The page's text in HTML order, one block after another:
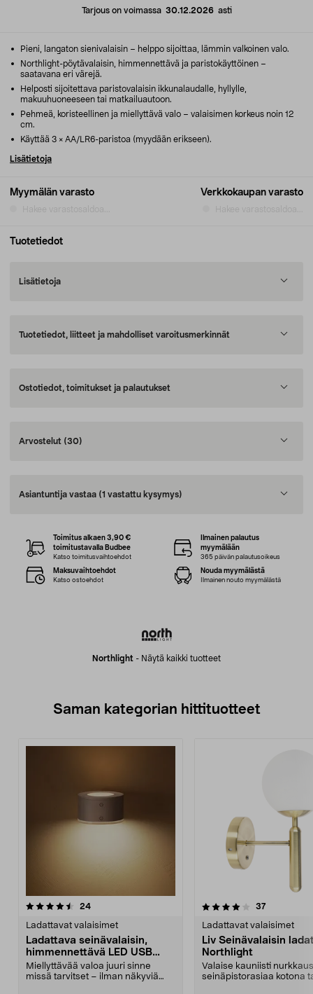
Tarjous on voimassa 30.12.2026asti
Myymälän varasto Verkkokaupan varasto
Pieni, langaton sienivalaisin – helppo sijoittaa, lämmin valkoinen valo.
Northlight-pöytävalaisin, himmennettävä ja paristokäyttöinen –
saatavana eri värejä.
Helposti sijoitettava paristovalaisin ikkunalaudalle, hyllylle,
makuuhuoneeseen tai matkailuautoon.
Pehmeä, koristeellinen ja miellyttävä valo – valaisimen korkeus noin 12
cm.
Käyttää 3 × AA/LR6-paristoa (myydään erikseen).
Lisätietoja
Tuotetiedot
Lisätietoja
Tuotetiedot, liitteet ja mahdolliset varoitusmerkinnät
Ostotiedot, toimitukset ja palautukset
Arvostelut (30)
Asiantuntija vastaa (1 vastattu kysymys)
Northlight - Näytä kaikki tuotteet
Toimitus alkaen 3,90 €
toimitustavalla Budbee
Katso toimitusvaihtoehdot
Ilmainen palautus
myymälään
365 päivän palautusoikeus
Maksuvaihtoehdot
Katso ostoehdot
Nouda myymälästä
Ilmainen nouto myymälästä
Saman kategorian hittituotteet
24arvostelut
Ladattavat valaisimet
Ladattava seinävalaisin,
himmennettävä LED USB
valkoinen
Miellyttävää valoa juuri sinne
missä tarvitset – ilman näkyviä
4.0 viidestä
37arvostelut
Ladattavat valaisimet
Liv Seinävalaisin
Northlight
Valaise kauniisti
seinäpistorasiaa kotona
5.0 viidestä